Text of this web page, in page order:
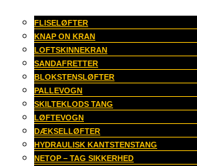
FLISELØFTER
KNAP ON KRAN
LOFTSKINNEKRAN
SANDAFRETTER
BLOKSTENSLØFTER
PALLEVOGN
SKILTEKLODS TANG
LØFTEVOGN
DÆKSELLØFTER
HYDRAULISK KANTSTENSTANG
NETOP – TAG SIKKERHED